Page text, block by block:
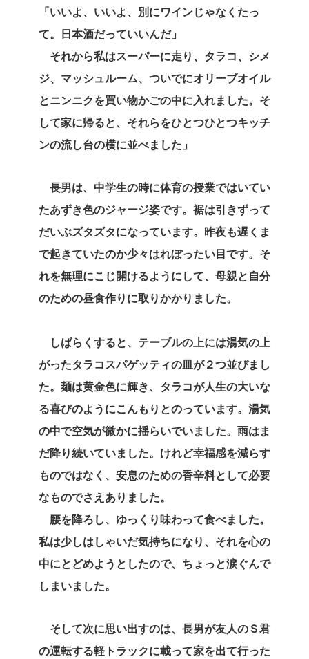
「いいよ、いいよ、別にワインじゃなくたっ
て。日本酒だっていいんだ」
それから私はスーパーに走り、タラコ、シメ
ジ、マッシュルーム、ついでにオリーブオイル
とニンニクを買い物かごの中に入れました。そ
して家に帰ると、それらをひとつひとつキッチ
ンの流し台の横に並べました」
長男は、中学生の時に体育の授業ではいてい
たあずき色のジャージ姿です。裾は引きずって
だいぶズタズタになっています。昨夜も遅くま
で起きていたのか少々はれぼったい目です。そ
れを無理にこじ開けるようにして、母親と自分
のための昼食作りに取りかかりました。
しばらくすると、テーブルの上には湯気の上
がったタラコスパゲッティの皿が２つ並びまし
た。麺は黄金色に輝き、タラコが人生の大いな
る喜びのようにこんもりとのっています。湯気
の中で空気が微かに揺らいでいました。雨はま
だ降り続いていました。けれど幸福感を減らす
ものではなく、安息のための香辛料として必要
なものでさえありました。
腰を降ろし、ゆっくり味わって食べました。
私は少しはしゃいだ気持ちになり、それを心の
中にとどめようとしたので、ちょっと涙ぐんで
しまいました。
そして次に思い出すのは、長男が友人のＳ君
の運転する軽トラックに載って家を出て行った